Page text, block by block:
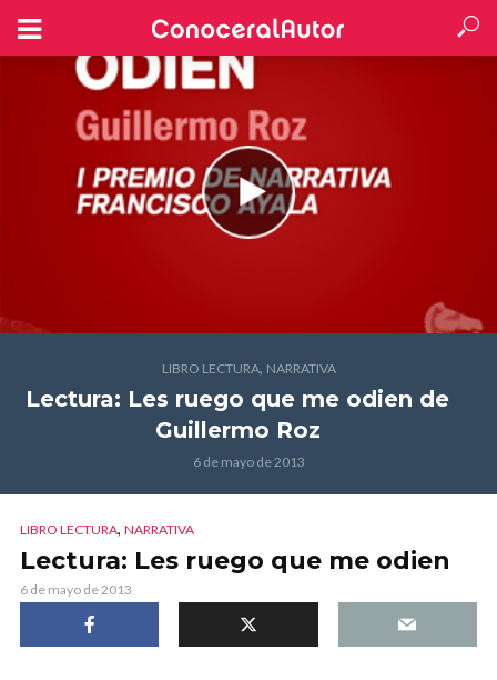
LIBRO LECTURA, NARRATIVA
Lectura: Les ruego que me odien de
Guillermo Roz
6 de mayo de 2013
LIBRO LECTURA, NARRATIVA
Lectura: Les ruego que me odien
6 de mayo de 2013